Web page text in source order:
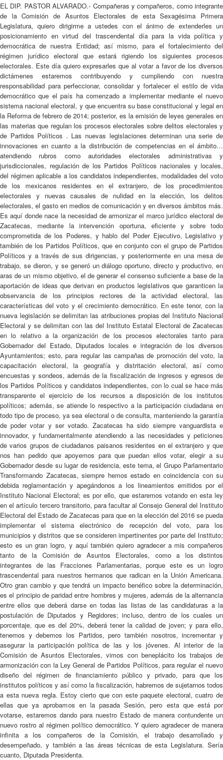
EL DIP. PASTOR ALVARADO.- Compañeras y compañeros, como integrante
de la Comisión de Asuntos Electorales de esta Sexagésima Primera
Legislatura, quiero dirigirme a ustedes con el ánimo de extenderles un
posicionamiento en virtud del trascendental día para la vida política y
democrática de nuestra Entidad; así mismo, para el fortalecimiento del
régimen jurídico electoral que estará rigiendo los siguientes procesos
electorales. Este día quiero expresarles que al votar a favor de los diversos
dictámenes estaremos contribuyendo y cumpliendo con nuestra
responsabilidad para perfeccionar, consolidar y fortalecer el estilo de vida
democrático que el país ha comenzado a implementar mediante el nuevo
sistema nacional electoral, y que encuentra su base constitucional y legal en
la Reforma de febrero de 2014; posterior, es la emisión de leyes generales en
las materias que regulan los procesos electorales sobre delitos electorales y
de Partidos Políticos . Las nuevas legislaciones determinan una serie de
innovaciones en cuanto a la distribución de competencias en el ámbito…
atendiendo rubros como autoridades electorales administrativas y
jurisdiccionales, regulación de los Partidos Políticos nacionales y locales,
del régimen aplicable a los candidatos independientes, modalidades del voto
de los mexicanos residentes en el extranjero, de los procedimientos
electorales y nuevas causales de nulidad en la elección, los delitos
electorales, el gasto en medios de comunicación y en diversos ámbitos más.
Es aquí donde nace la necesidad de armonizar el marco jurídico electoral de
Zacatecas, mediante la intervención oportuna, eficiente y sobre todo
comprometida de los Poderes, y hablo del Poder Ejecutivo, Legislativo y
también de los Partidos Políticos, que en conjunto con el grupo de Partidos
Políticos y a través de sus dirigencias, y posteriormente en una mesa de
trabajo, se dieron, y se generó un diálogo oportuno, directo y productivo, en
aras de un mismo objetivo, el de generar el consenso suficiente a base de la
aportación de ideas que derivan en productos legislativos que garanticen la
observancia de los principios rectores de la actividad electoral, las
características del voto y el crecimiento democrático. En este tenor, con la
nueva legislación se delimitan las atribuciones propias del Instituto Nacional
Electoral y se delimitan con las del Instituto Estatal Electoral de Zacatecas
en lo relativo a la organización de los procesos electorales tanto para
Gobernador del Estado, Diputados locales e integración de los diversos
Ayuntamientos; esto, para regular las campañas de promoción del voto, la
capacitación electoral, la geografía y distritación electoral, así como
encuestas y sondeos, además de la fiscalización de ingresos y egresos de
los Partidos Políticos y candidatos independientes, con lo cual se hace más
transparente el ejercicio de los recursos a disposición de los institutos
políticos; además, se atiende lo respectivo a la participación ciudadana en
todo tipo de proceso, ya sea electoral o de consulta, manteniendo la garantía
de poder votar y ser votado. Zacatecas ha sido siempre vanguardista e
innovador, y fundamentalmente atendiendo a las necesidades y peticiones
de varios grupos de ciudadanos paisanos residentes en el extranjero y que
nos han pedido que apoyemos para que puedan ellos votar, elegir a su
Gobernador desde su lugar de residencia, este tema, el Grupo Parlamentario
Transformando Zacatecas, siempre hemos estado en coincidencia con su
debida reglamentación y apegándonos a los lineamientos emitidos por el
Instituto Nacional Electoral; es por ello, que estaremos votando en esta ley
en el artículo tercero transitorio, para facultar al Consejo General del Instituto
Electoral del Estado de Zacatecas para que en la elección del 2016 se pueda
implementar el sistema electrónico de recepción del voto, para los
municipios y distritos que se consideren impertinentes por parte del Instituto;
esto es un gran logro, y aquí también quiero agradecer a mis compañeros
tanto de la Comisión de Asuntos Electorales, como a los distintos
integrantes de las Fracciones Parlamentarias, porque este es un logro
trascendental para nuestros hermanos que radican en la Unión Americana.
Otro gran cambio y que tendrá un impacto benéfico sobre la determinación,
es el principio de paridad entre hombres y mujeres, además de la alternancia
entre ellos que deberá darse en todas las listas de las candidaturas a la
postulación de Diputados y Regidores; incluso, dentro de los cuales un
porcentaje, que es del 20%, deberá tener la calidad de joven; y para ello,
tenemos y debemos los Partidos, pero también nosotros, incrementar y
asegurar la participación política de las y los jóvenes. Al interior de la
Comisión de Asuntos Electorales, vimos con beneplácito los trabajos de
armonización con la Ley General de Partidos Políticos, para regular el nuevo
diseño del régimen de financiamiento público y privado, para que los
institutos políticos y así como la fiscalización, habremos de sujetarnos todos
a esta nueva regla. Estoy cierto que con este paquete electoral, cuatro de
ellas que ya aprobamos en la pasada Sesión, pero esta que está por
votarse, estaremos dando para nuestro Estado de manera contundente un
nuevo rostro al régimen político democrático. Y quiero agradecer de manera
infinita a los compañeros de la Comisión, el trabajo desarrollado y
desempeñado, y también a las áreas técnicas de esta Legislatura. Sería
cuanto, Diputada Presidenta.